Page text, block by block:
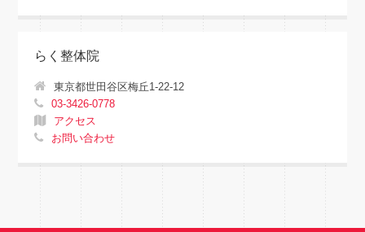
らく整体院
東京都世田谷区梅丘1-22-12
03-3426-0778
アクセス
お問い合わせ